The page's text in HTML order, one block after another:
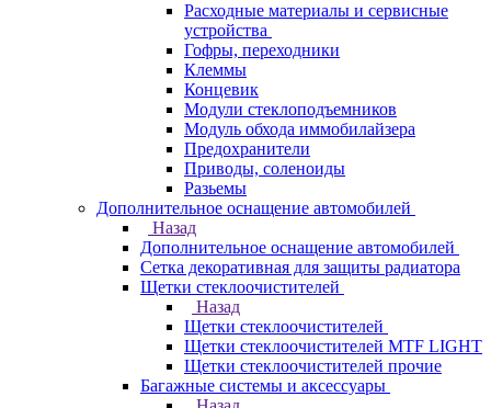
Расходные материалы и сервисные
устройства
Гофры, переходники
Клеммы
Концевик
Модули стеклоподъемников
Модуль обхода иммобилайзера
Предохранители
Приводы, соленоиды
Разьемы
Дополнительное оснащение автомобилей
Назад
Дополнительное оснащение автомобилей
Сетка декоративная для защиты радиатора
Щетки стеклоочистителей
Назад
Щетки стеклоочистителей
Щетки стеклоочистителей MTF LIGHT
Щетки стеклоочистителей прочие
Багажные системы и аксессуары